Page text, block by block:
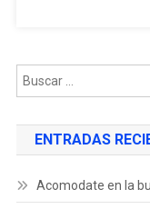
ENTRADAS
Acomodate en la